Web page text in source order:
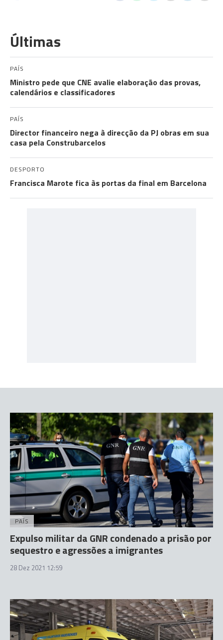
Últimas
PAÍS
Ministro pede que CNE avalie elaboração das provas,
calendários e classificadores
PAÍS
Director financeiro nega à direcção da PJ obras em sua
casa pela Construbarcelos
DESPORTO
Francisca Marote fica às portas da final em Barcelona
PAÍS
Expulso militar da GNR condenado a prisão por
sequestro e agressões a imigrantes
28 Dez 2021 12:59